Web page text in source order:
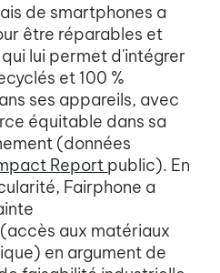
de smartphones a
être réparables et
lui permet d'intégrer
et 100 %
ses appareils, avec
équitable dans sa
(données
Report public). En
Fairphone a
aux matériaux
en argument de